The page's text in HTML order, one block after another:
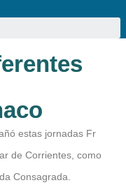
estas jornadas Fr
de Corrientes, como
Consagrada.